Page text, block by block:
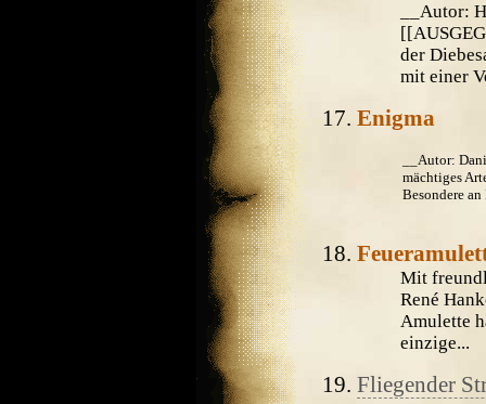
__Autor:
der
mit einer
Enigma
__Autor:
mächtiges
Besondere
Mit
René
Amulette
einzige...
Fliegender